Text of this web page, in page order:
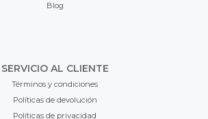
Blog
SERVICIO AL CLIENTE
Términos y condiciones
Políticas de devolución
Políticas de privacidad